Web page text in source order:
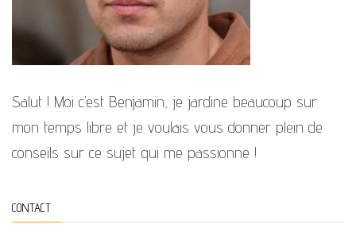
Salut ! Moi c’est Benjamin, je jardine beaucoup sur
mon temps libre et je voulais vous donner plein de
conseils sur ce sujet qui me passionne !
CONTACT